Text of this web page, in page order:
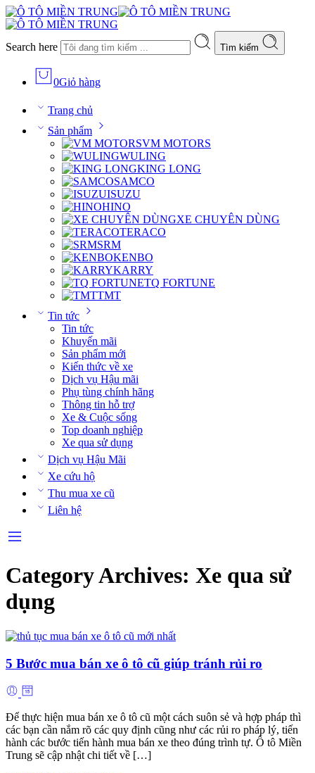
Search here Tìm kiếm
0Giỏ hàng
Trang chủ
Sản phẩm
VM MOTORS
WULING
KING LONG
SAMCO
ISUZU
HINO
XE CHUYÊN DÙNG
TERACO
SRM
KENBO
KARRY
TQ FORTUNE
TMT
Tin tức
Tin tức
Khuyến mãi
Sản phẩm mới
Kiến thức về xe
Dịch vụ Hậu mãi
Phụ tùng chính hãng
Thông tin hỗ trợ
Xe & Cuộc sống
Top doanh nghiệp
Xe qua sử dụng
Dịch vụ Hậu Mãi
Xe cứu hộ
Thu mua xe cũ
Liên hệ
Category Archives: Xe qua sử
dụng
5 Bước mua bán xe ô tô cũ giúp tránh rủi ro
Để thực hiện mua bán xe ô tô cũ một cách suôn sẻ và hợp pháp thì
các bạn cần nắm rõ các quy định cũng như các rủi ro pháp lý, tiến
hành các bước tiến hành mua bán xe theo đúng trình tự. Ô tô Miền
Trung sẽ cập nhật chi tiết về […]